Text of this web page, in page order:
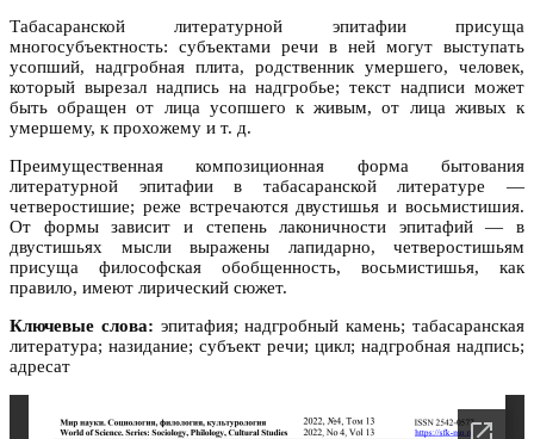
Табасаранской литературной эпитафии присуща
многосубъектность: субъектами речи в ней могут выступать
усопший, надгробная плита, родственник умершего, человек,
который вырезал надпись на надгробье; текст надписи может
быть обращен от лица усопшего к живым, от лица живых к
умершему, к прохожему и т. д.
Преимущественная композиционная форма бытования
литературной эпитафии в табасаранской литературе —
четверостишие; реже встречаются двустишья и восьмистишия.
От формы зависит и степень лаконичности эпитафий — в
двустишьях мысли выражены лапидарно, четверостишьям
присуща философская обобщенность, восьмистишья, как
правило, имеют лирический сюжет.
Ключевые слова: эпитафия; надгробный камень; табасаранская
литература; назидание; субъект речи; цикл; надгробная надпись;
адресат